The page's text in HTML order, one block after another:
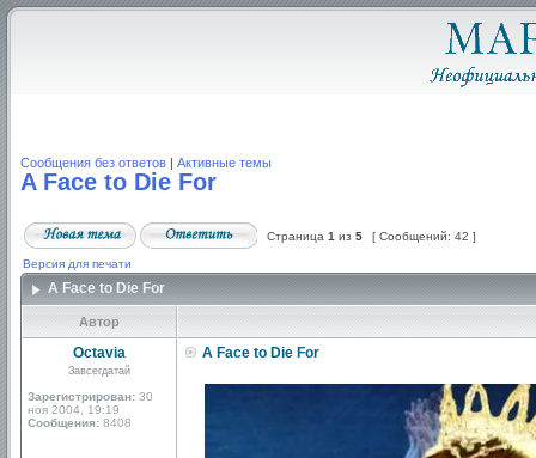
Сообщения без ответов | Активные темы
A Face to Die For
Страница 1 из 5 [ Сообщений: 42 ]
Версия для печати
A Face to Die For
Автор
Octavia
Завсегдатай
Зарегистрирован: 30
ноя 2004, 19:19
Сообщения: 8408
A Face to Die For